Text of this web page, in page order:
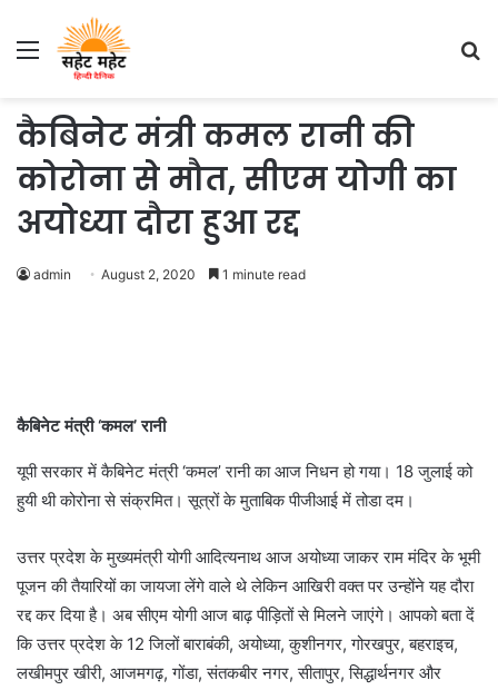
Menu
कैबिनेट मंत्री कमल रानी की
कोरोना से मौत, सीएम योगी का
अयोध्या दौरा हुआ रद्द
admin August 2, 2020 1 minute read
कैबिनेट मंत्री ‘कमल’ रानी
यूपी सरकार में कैबिनेट मंत्री ‘कमल’ रानी का आज निधन हो गया। 18 जुलाई को
हुयी थी कोरोना से संक्रमित। सूत्रों के मुताबिक पीजीआई में तोडा दम।
उत्तर प्रदेश के मुख्यमंत्री योगी आदित्यनाथ आज अयोध्या जाकर राम मंदिर के भूमी
पूजन की तैयारियों का जायजा लेंगे वाले थे लेकिन आखिरी वक्त पर उन्होंने यह दौरा
रद्द कर दिया है। अब सीएम योगी आज बाढ़ पीड़ितों से मिलने जाएंगे। आपको बता दें
कि उत्तर प्रदेश के 12 जिलों बाराबंकी, अयोध्या, कुशीनगर, गोरखपुर, बहराइच,
लखीमपुर खीरी, आजमगढ़, गोंडा, संतकबीर नगर, सीतापुर, सिद्धार्थनगर और